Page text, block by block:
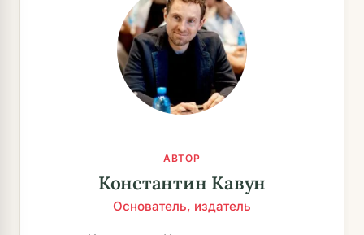
АВТОР
Константин Кавун
Основатель, издатель